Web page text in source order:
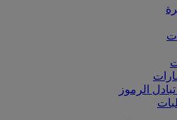
الرموز